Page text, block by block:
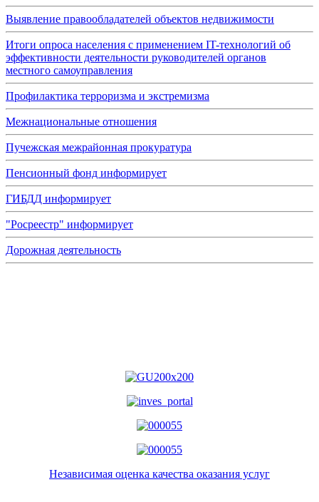
Выявление правообладателей объектов недвижимости
Итоги опроса населения с применением IT-технологий об
эффективности деятельности руководителей органов
местного самоуправления
Профилактика терроризма и экстремизма
Межнациональные отношения
Пучежская межрайонная прокуратура
Пенсионный фонд информирует
ГИБДД информирует
"Росреестр" информирует
Дорожная деятельность
Независимая оценка качества оказания услуг